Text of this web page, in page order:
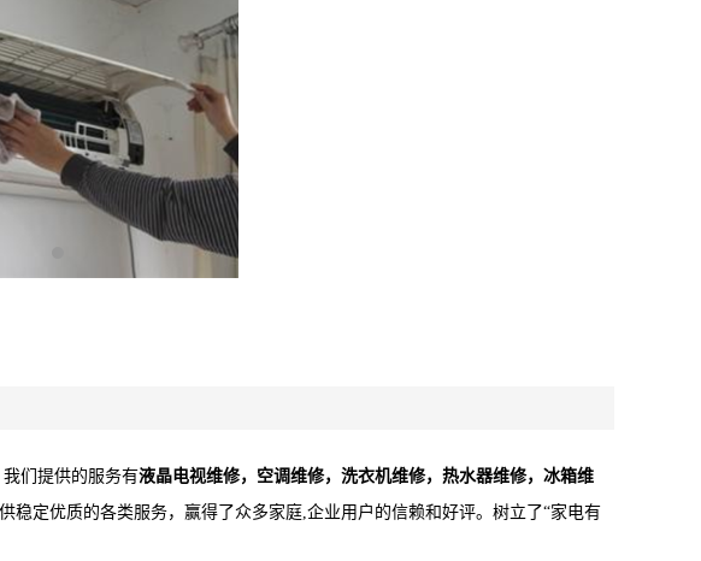
们提供的服务有液晶电视维修，空调维修，洗衣机维修，热水器维修，冰箱维
稳定优质的各类服务，赢得了众多家庭,企业用户的信赖和好评。树立了“家电有